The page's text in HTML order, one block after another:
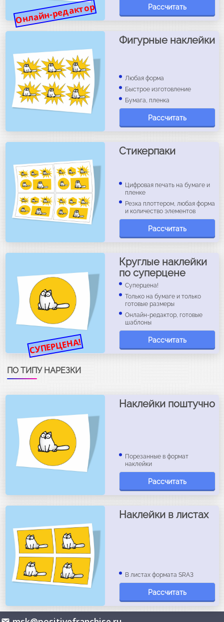
Онлайн-редактор Рассчитать
Фигурные наклейки
Любая форма
Быстрое изготовление
Бумага, пленка
Рассчитать
Стикерпаки
Цифровая печать на бумаге и
пленке
Резка плоттером, любая форма
и количество элементов
Рассчитать
СУПЕРЦЕНА!
Круглые наклейки
по суперцене
Суперцена!
Только на бумаге и только
готовые размеры
Онлайн-редактор, готовые
шаблоны
Рассчитать
ПО ТИПУ НАРЕЗКИ
Наклейки поштучно
Порезанные в формат
наклейки
Рассчитать
Наклейки в листах
В листах формата SRA3
Рассчитать